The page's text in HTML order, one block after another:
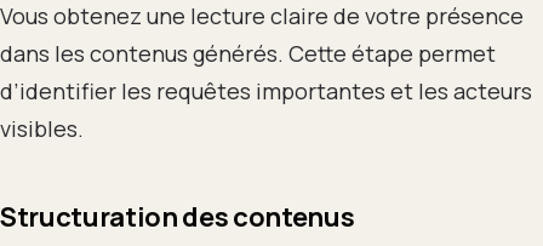
Vous obtenez une lecture claire de votre présence
dans les contenus générés. Cette étape permet
d’identifier les requêtes importantes et les acteurs
visibles.
Structuration des contenus